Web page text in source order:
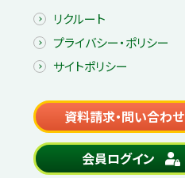
リクルート
プライバシー・ポリシー
サイトポリシー
資料請求・問い合わせ
会員ログイン